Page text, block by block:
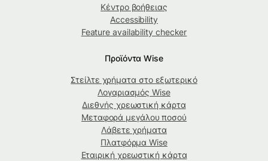
Κέντρο βοήθειας
Accessibility
Feature availability checker
Προϊόντα Wise
Στείλτε χρήματα στο εξωτερικό
Λογαριασμός Wise
Διεθνής χρεωστική κάρτα
Μεταφορά μεγάλου ποσού
Λάβετε χρήματα
Πλατφόρμα Wise
Εταιρική χρεωστική κάρτα